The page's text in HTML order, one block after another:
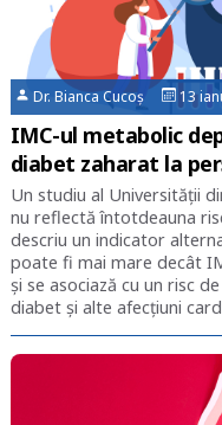
Dr. Bianca Cucoș 13
IMC-ul metabolic
diabet zaharat la
Un studiu al Universității
nu reflectă întotdeauna
descriu un indicator
poate fi mai mare decât
și se asociază cu un risc
diabet și alte afecțiuni